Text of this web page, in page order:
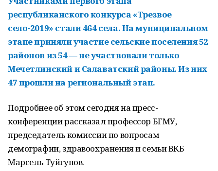
республиканского конкурса «Трезвое
село-2019» стали 464 села. На муниципальном
этапе приняли участие сельские поселения 52
районов из 54 — не участвовали только
Мечетлинский и Салаватский районы. Из них
47 прошли на региональный этап.
Подробнее об этом сегодня на пресс-
конференции рассказал профессор БГМУ,
председатель комиссии по вопросам
демографии, здравоохранения и семьи ВКБ
Марсель Туйгунов.